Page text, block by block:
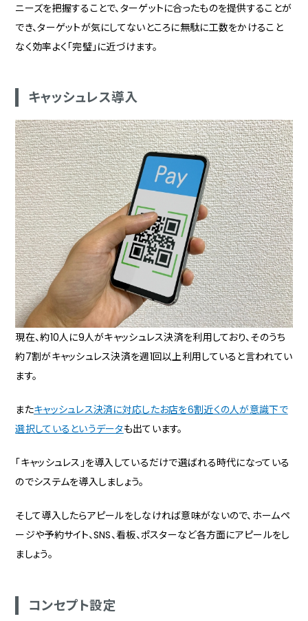
ニーズを把握することで、ターゲットに合ったものを提供することが
でき、ターゲットが気にしてないところに無駄に工数をかけること
なく効率よく「完璧」に近づけます。
キャッシュレス導入
現在、約10人に9人がキャッシュレス決済を利用しており、そのうち
約7割がキャッシュレス決済を週1回以上利用していると言われてい
ます。
またキャッシュレス決済に対応したお店を6割近くの人が意識下で
選択しているというデータも出ています。
「キャッシュレス」を導入しているだけで選ばれる時代になっている
のでシステムを導入しましょう。
そして導入したらアピールをしなければ意味がないので、ホームペ
ージや予約サイト、SNS、看板、ポスターなど各方面にアピールをし
ましょう。
コンセプト設定